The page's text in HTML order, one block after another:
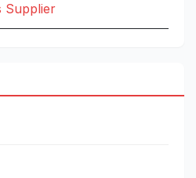
Supplier